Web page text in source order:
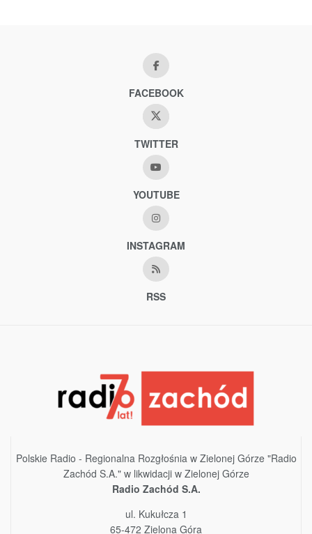
FACEBOOK
TWITTER
YOUTUBE
INSTAGRAM
RSS
Polskie Radio - Regionalna Rozgłośnia w Zielonej Górze "Radio
Zachód S.A." w likwidacji w Zielonej Górze
Radio Zachód S.A.
ul. Kukułcza 1
65-472 Zielona Góra